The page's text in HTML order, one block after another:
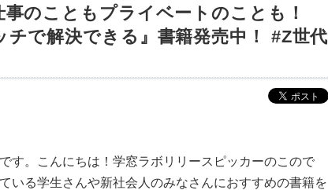
のこともプライベートのことも！
チで解決できる』書籍発売中！ #Z世代
す。こんにちは！学窓ラボリリースピッカーのこので
いる学生さんや新社会人のみなさんにおすすめの書籍を